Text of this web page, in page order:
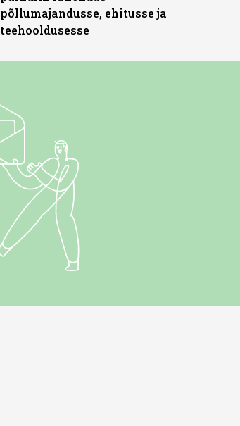
põllumajandusse, ehitusse ja
teehooldusesse